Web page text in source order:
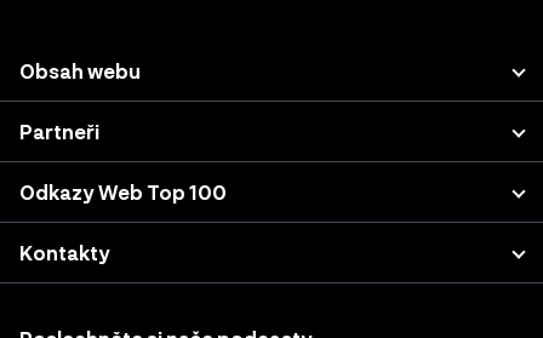
Obsah webu
Porota
Přihlášení projektu
Akce a konference
Kategorie a kritéria
Nastavení cookies
Partneři
LUPA.cz
Podnikatel.cz
Odkazy Web Top 100
Výsledky z minulých let
Katalog agentur
Kontakty